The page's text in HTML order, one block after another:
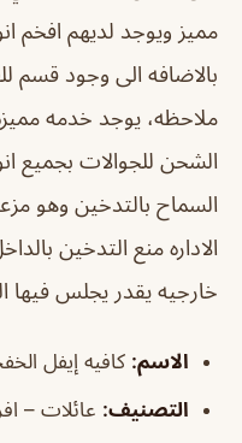
مميز ويوجد لديهم افخم
بالاضافه الى وجود قسم
ملاحظه، يوجد خدمه
الشحن للجوالات بجميع
السماح بالتدخين وهو
الاداره منع التدخين
خارجيه يقدر يجلس فيها
الاسم: كافيه إيفل
التصنيف: عائلات –